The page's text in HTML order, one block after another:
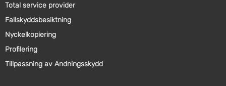
Total service provider
Fallskyddsbesiktning
Nyckelkopiering
Profilering
Tillpassning av Andningsskydd